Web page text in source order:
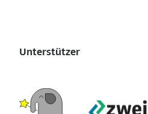
Unterstützer